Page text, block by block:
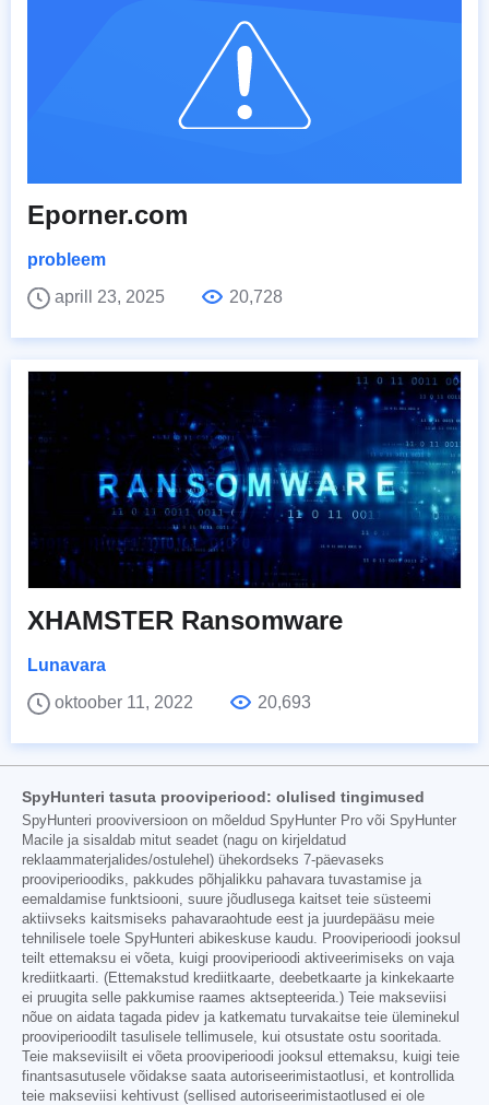
Eporner.com
probleem
aprill 23, 2025
20,728
XHAMSTER Ransomware
Lunavara
oktoober 11, 2022
20,693
SpyHunteri tasuta prooviperiood: olulised tingimused
SpyHunteri prooviversioon on mõeldud SpyHunter Pro või SpyHunter
Macile ja sisaldab mitut seadet (nagu on kirjeldatud
reklaammaterjalides/ostulehel) ühekordseks 7-päevaseks
prooviperioodiks, pakkudes põhjalikku pahavara tuvastamise ja
eemaldamise funktsiooni, suure jõudlusega kaitset teie süsteemi
aktiivseks kaitsmiseks pahavaraohtude eest ja juurdepääsu meie
tehnilisele toele SpyHunteri abikeskuse kaudu. Prooviperioodi jooksul
teilt ettemaksu ei võeta, kuigi prooviperioodi aktiveerimiseks on vaja
krediitkaarti. (Ettemakstud krediitkaarte, deebetkaarte ja kinkekaarte
ei pruugita selle pakkumise raames aktsepteerida.) Teie makseviisi
nõue on aidata tagada pidev ja katkematu turvakaitse teie üleminekul
prooviperioodilt tasulisele tellimusele, kui otsustate ostu sooritada.
Teie makseviisilt ei võeta prooviperioodi jooksul ettemaksu, kuigi teie
finantsasutusele võidakse saata autoriseerimistaotlusi, et kontrollida
teie makseviisi kehtivust (sellised autoriseerimistaotlused ei ole